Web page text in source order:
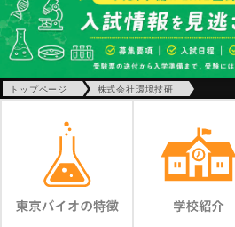
トップページ 株式会社環境技研